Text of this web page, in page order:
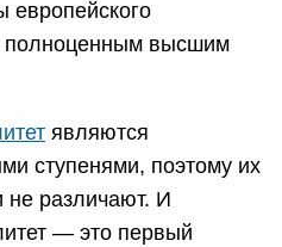
европейского
полноценным высшим
являются
ступенями, поэтому их
не различают. И
— это первый